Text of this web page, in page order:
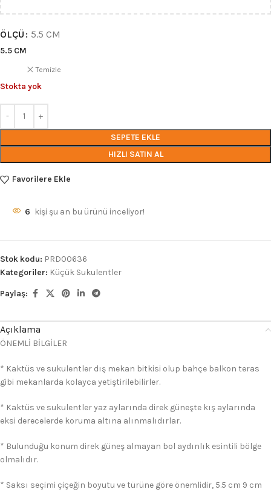
ÖLÇÜ 5.5 CM
5.5 CM
Temizle
Stokta yok
SEPETE EKLE
HIZLI SATIN AL
Favorilere Ekle
6 kişi şu an bu ürünü inceliyor!
Stok kodu: PRD00636
Kategoriler: Küçük Sukulentler
Paylaş:
Açıklama
ÖNEMLİ BİLGİLER
* Kaktüs ve sukulentler dış mekan bitkisi olup bahçe balkon teras
gibi mekanlarda kolayca yetiştirilebilirler.
* Kaktüs ve sukulentler yaz aylarında direk güneşte kış aylarında
eksi derecelerde koruma altına alınmalıdırlar.
* Bulunduğu konum direk güneş almayan bol aydınlık esintili bölge
olmalıdır.
* Saksı seçimi çiçeğin boyutu ve türüne göre önemlidir, 5.5 cm 9 cm